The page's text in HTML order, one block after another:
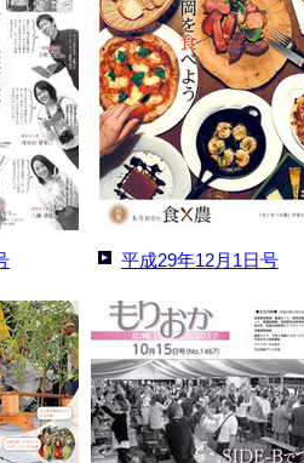
平成29年12月1日号